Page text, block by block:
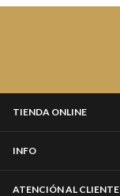
TIENDA ONLINE
INFO
ATENCIÓN AL CLIENTE